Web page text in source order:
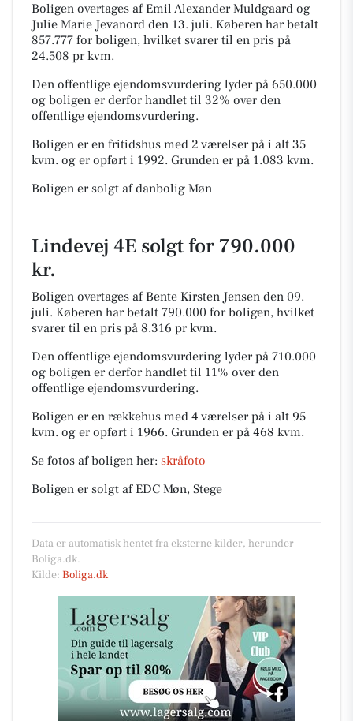
Boligen overtages af Emil Alexander Muldgaard og
Julie Marie Jevanord den 13. juli. Køberen har betalt
857.777 for boligen, hvilket svarer til en pris på
24.508 pr kvm.
Den offentlige ejendomsvurdering lyder på 650.000
og boligen er derfor handlet til 32% over den
offentlige ejendomsvurdering.
Boligen er en fritidshus med 2 værelser på i alt 35
kvm. og er opført i 1992. Grunden er på 1.083 kvm.
Boligen er solgt af danbolig Møn
Lindevej 4E solgt for 790.000
kr.
Boligen overtages af Bente Kirsten Jensen den 09.
juli. Køberen har betalt 790.000 for boligen, hvilket
svarer til en pris på 8.316 pr kvm.
Den offentlige ejendomsvurdering lyder på 710.000
og boligen er derfor handlet til 11% over den
offentlige ejendomsvurdering.
Boligen er en rækkehus med 4 værelser på i alt 95
kvm. og er opført i 1966. Grunden er på 468 kvm.
Se fotos af boligen her: skråfoto
Boligen er solgt af EDC Møn, Stege
Data er automatisk hentet fra eksterne kilder, herunder
Boliga.dk.
Kilde: Boliga.dk